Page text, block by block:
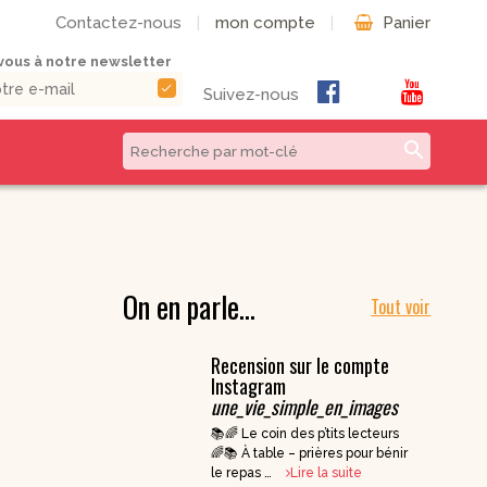
Contactez-nous mon compte Panier
à notre newsletter
check Suivez-nous
Béatitudes Musique
Vie pratique
search
On en parle… Tout voir
Recension sur le compte
Instagram
une_vie_simple_en_images
📚🌈 Le coin des p’tits lecteurs
🌈📚 À table – prières pour bénir
le repas …
Lire la suite